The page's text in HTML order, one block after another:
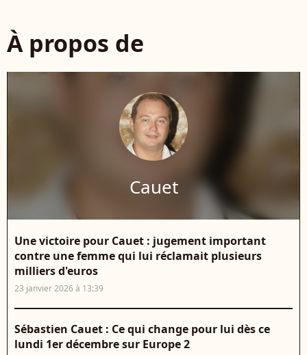
À propos de
Cauet
Une victoire pour Cauet : jugement important
contre une femme qui lui réclamait plusieurs
milliers d'euros
23 janvier 2026 à 13:39
Sébastien Cauet : Ce qui change pour lui dès ce
lundi 1er décembre sur Europe 2